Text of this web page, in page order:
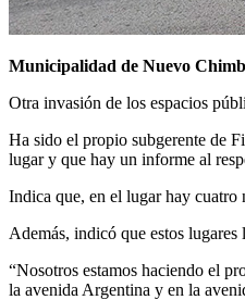
Municipalidad de Nuevo
Otra invasión de los espacios
Ha sido el propio subgerente de
lugar y que hay un informe al
Indica que, en el lugar hay cuatro
Además, indicó que estos
“Nosotros estamos haciendo el
la avenida Argentina y en la